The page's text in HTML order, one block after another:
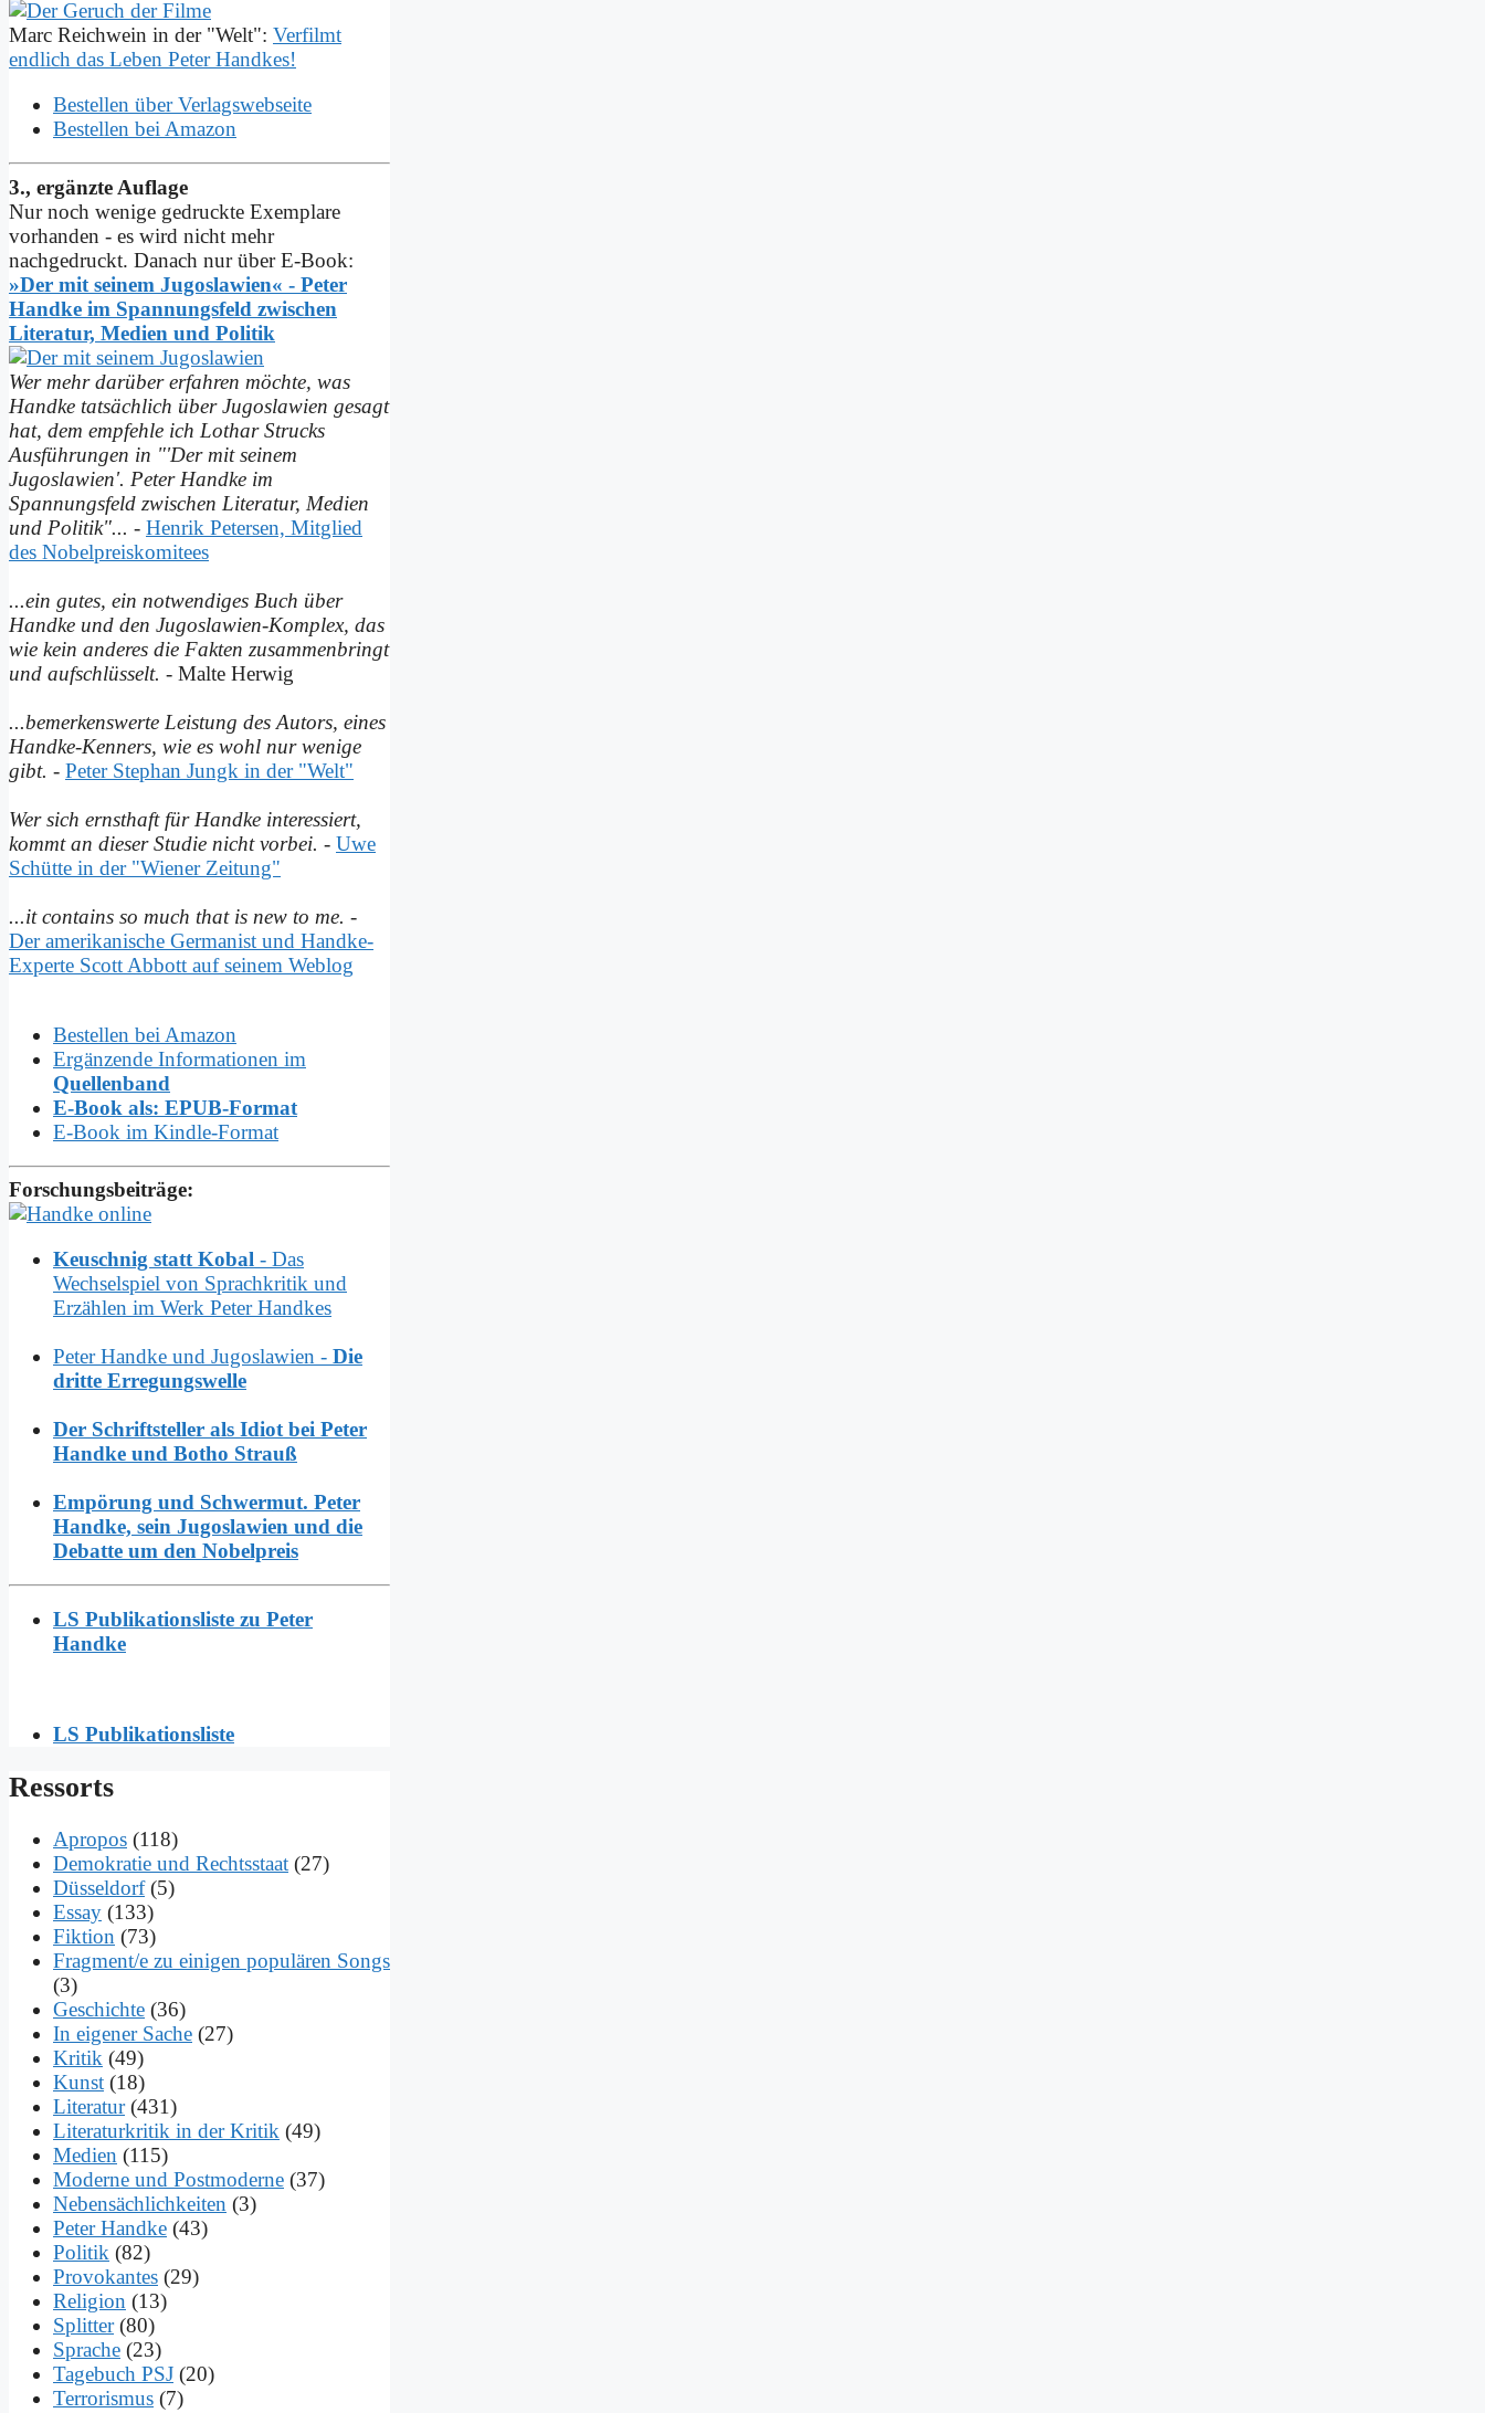
Marc Reichwein in der "Welt": Verfilmt
endlich das Leben Peter Handkes!
Bestellen über Verlagswebseite
Bestellen bei Amazon
3., ergänzte Auflage
Nur noch wenige gedruckte Exemplare
vorhanden - es wird nicht mehr
nachgedruckt. Danach nur über E-Book:
»Der mit seinem Jugoslawien« - Peter
Handke im Spannungs­feld zwischen
Literatur, Medien und Politik
Wer mehr darüber erfahren möchte, was
Handke tatsächlich über Jugoslawien gesagt
hat, dem empfehle ich Lothar Strucks
Ausführungen in "'Der mit seinem
Jugoslawien'. Peter Handke im
Spannungsfeld zwischen Literatur, Medien
und Politik"... - Henrik Petersen, Mitglied
des Nobelpreiskomitees
...ein gutes, ein notwendiges Buch über
Handke und den Jugoslawien-Komplex, das
wie kein anderes die Fakten zusammenbringt
und auf­schlüsselt. - Malte Herwig
...bemerkenswerte Leistung des Autors, eines
Handke-Kenners, wie es wohl nur wenige
gibt. - Peter Stephan Jungk in der "Welt"
Wer sich ernsthaft für Handke interessiert,
kommt an dieser Studie nicht vorbei. - Uwe
Schütte in der "Wiener Zeitung"
...it contains so much that is new to me. -
Der amerikanische Germanist und Handke-
Experte Scott Abbott auf seinem Weblog
Bestellen bei Amazon
Ergänzende Informationen im
Quellenband
E-Book als: EPUB-Format
E-Book im Kindle-Format
Forschungsbeiträge:
Keuschnig statt Kobal - Das
Wechselspiel von Sprachkritik und
Erzählen im Werk Peter Handkes
Peter Handke und Jugoslawien - Die
dritte Erregungswelle
Der Schriftsteller als Idiot bei Peter
Handke und Botho Strauß
Empörung und Schwermut. Peter
Handke, sein Jugoslawien und die
Debatte um den Nobelpreis
LS Publikationsliste zu Peter
Handke
LS Publikationsliste
Res­sorts
Apropos (118)
Demokratie und Rechtsstaat (27)
Düsseldorf(5)
Essay (133)
Fiktion (73)
Fragment/e zu einigen populären Songs
(3)
Geschichte (36)
In eigener Sache (27)
Kritik (49)
Kunst (18)
Literatur(431)
Literaturkritik in der Kritik (49)
Medien (115)
Moderne und Postmoderne (37)
Nebensächlichkeiten (3)
Peter Handke (43)
Politik (82)
Provokantes (29)
Religion (13)
Splitter(80)
Sprache (23)
Tagebuch PSJ (20)
Terrorismus (7)